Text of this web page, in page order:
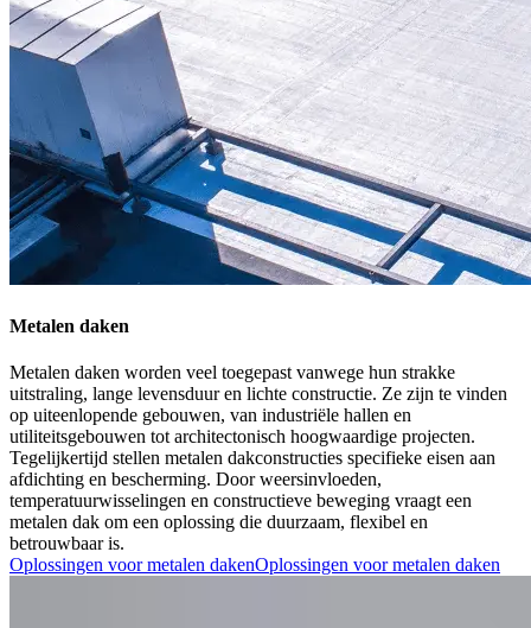
Metalen daken
Metalen daken worden veel toegepast vanwege hun strakke
uitstraling, lange levensduur en lichte constructie. Ze zijn te vinden
op uiteenlopende gebouwen, van industriële hallen en
utiliteitsgebouwen tot architectonisch hoogwaardige projecten.
Tegelijkertijd stellen metalen dakconstructies specifieke eisen aan
afdichting en bescherming. Door weersinvloeden,
temperatuurwisselingen en constructieve beweging vraagt een
metalen dak om een oplossing die duurzaam, flexibel en
betrouwbaar is.
Oplossingen voor metalen dakenOplossingen voor metalen daken